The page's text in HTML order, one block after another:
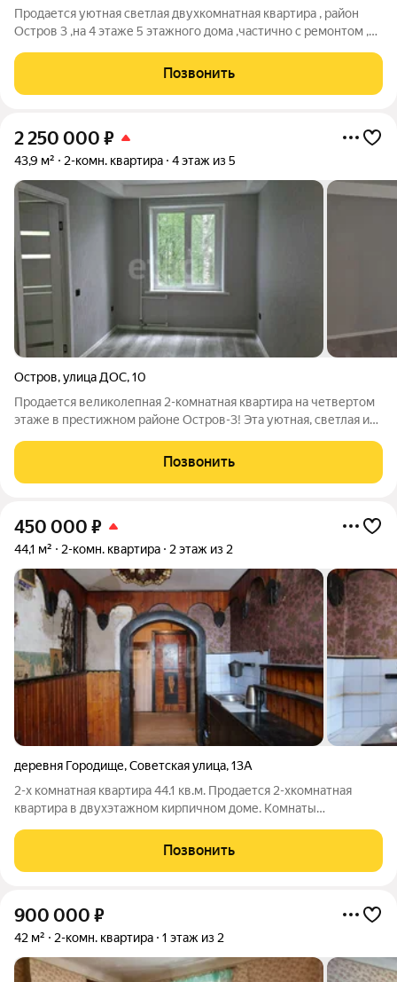
Продается уютная светлая двухкомнатная квартира , район
Остров 3 ,на 4 этаже 5 этажного дома ,частично с ремонтом ,
стороны , бонусом остается мебель и техника.в шаговой
доступности магазины
Позвонить
2 250 000 ₽
43,9 м² 2-комн. квартира 4 этаж из 5
Остров,улица ДОС,10
Продается великолепная 2-комнатная квартира на четвертом
этаже в престижном районе Остров-3! Эта уютная, светлая и
жизни. Здесь выполнен свежий евроремонт, который
порадует даже самых
Позвонить
450 000 ₽
44,1 м² 2-комн. квартира 2 этаж из 2
деревня Городище,Советская улица,13А
2-х комнатная квартира 44.1 кв.м. Продается 2-хкомнатная
квартира в двухэтажном кирпичном доме. Комнаты
на балкон. Квартира подготовлена к ремонту. Кухня
просторная, окна выходят во двор и на
Позвонить
900 000 ₽
42 м² 2-комн. квартира 1 этаж из 2